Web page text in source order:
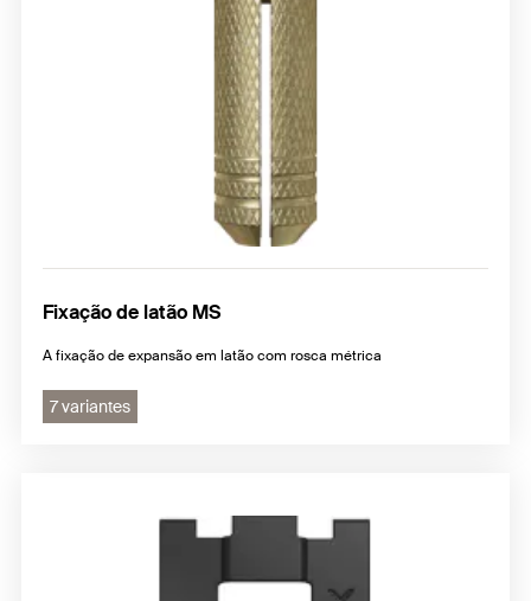
Fixação de latão MS
A fixação de expansão em latão com rosca métrica
7 variantes